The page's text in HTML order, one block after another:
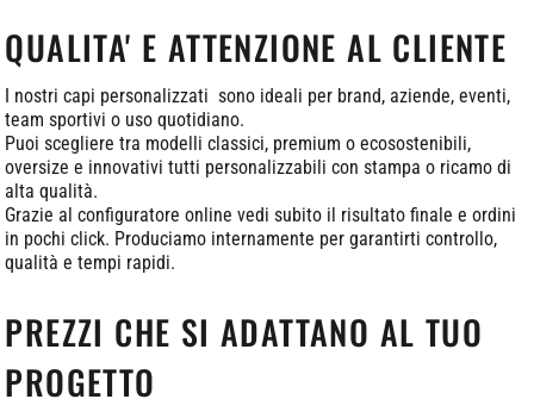
QUALITA' E ATTENZIONE AL CLIENTE
I nostri capi personalizzati sono ideali per brand, aziende, eventi,
team sportivi o uso quotidiano.
Puoi scegliere tra modelli classici, premium o ecosostenibili,
oversize e innovativi tutti personalizzabili con stampa o ricamo di
alta qualità.
Grazie al configuratore online vedi subito il risultato finale e ordini
in pochi click. Produciamo internamente per garantirti controllo,
qualità e tempi rapidi.
PREZZI CHE SI ADATTANO AL TUO
PROGETTO